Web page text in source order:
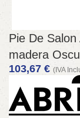
Pie De
madera
103,67 € (IVA